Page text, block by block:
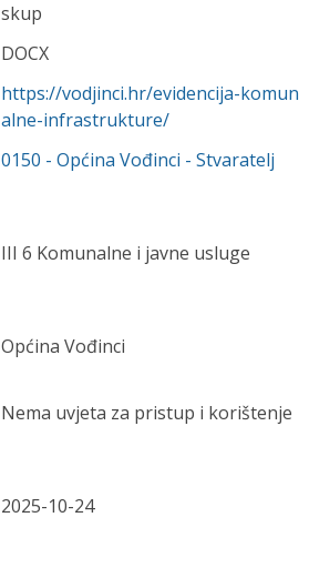
skup
DOCX
https://vodjinci.hr/evidencija-komun
alne-infrastrukture/
0150 -Općina Vođinci - Stvaratelj
III 6 Komunalne i javne usluge
Općina Vođinci
Nema uvjeta za pristup i korištenje
2025-10-24